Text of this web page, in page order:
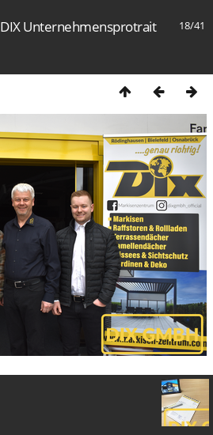
18/41
DIX Unternehmensprotrait